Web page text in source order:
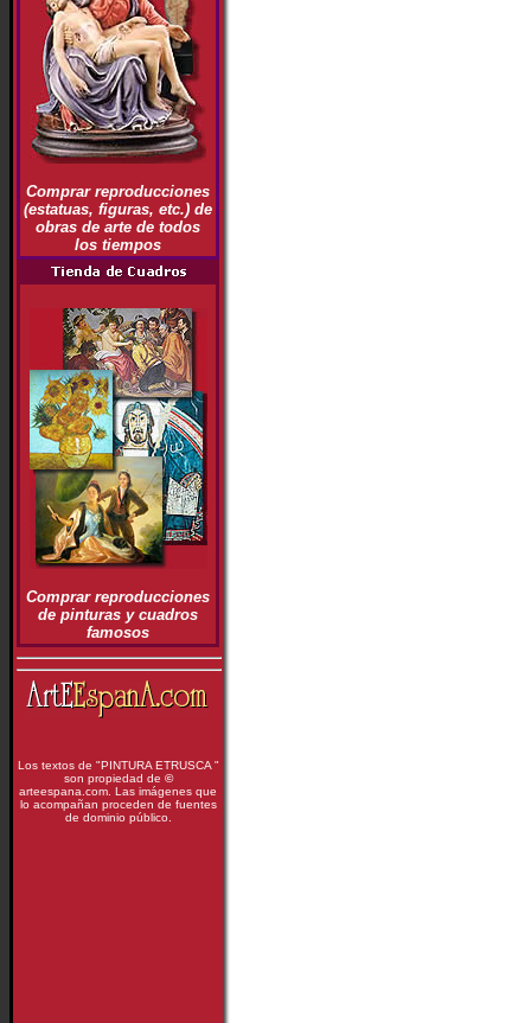
Comprar reproducciones
(estatuas, figuras, etc.) de
obras de arte de todos
los tiempos
Comprar reproducciones
de pinturas y cuadros
famosos
Los textos de "PINTURA ETRUSCA "
son propiedad de ©
arteespana.com. Las imágenes que
lo acompañan proceden de fuentes
de dominio público.